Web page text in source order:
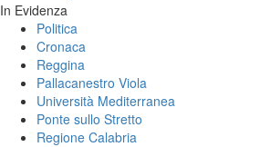
In Evidenza
Politica
Cronaca
Reggina
Pallacanestro Viola
Università Mediterranea
Ponte sullo Stretto
Regione Calabria